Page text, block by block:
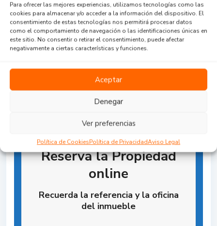
Para ofrecer las mejores experiencias, utilizamos tecnologías como las
cookies para almacenar y/o acceder a la información del dispositivo. El
consentimiento de estas tecnologías nos permitirá procesar datos
como el comportamiento de navegación o las identificaciones únicas en
este sitio. No consentir o retirar el consentimiento, puede afectar
negativamente a ciertas características y funciones.
Aceptar
Denegar
Ver preferencias
Política de CookiesPolítica de PrivacidadAviso Legal
Agent Reviews
...
Reserva la Propiedad
online
Recuerda la referencia y la oficina
del inmueble